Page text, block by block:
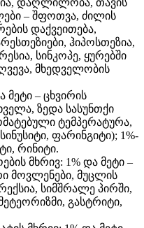
– შფოთვა, ძილის
დაქვეითება,
ჰიპოსთეზია,
სინკოპე, ყურებში
მხედველობის
მეტი – ცხვირის
ზედა სასუნთქი
ტემპერატურა,
ფარინგიტი); 1%-
რინიტი.
მხრივ: 1% და მეტი –
მოვლენები, მუცლის
სიმშრალე პირში,
გასტრიტი,